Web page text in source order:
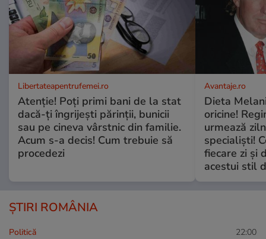
Libertateapentrufemei.ro
Atenție! Poți primi bani de la stat
dacă-ți îngrijești părinții, bunicii
sau pe cineva vârstnic din familie.
Acum s-a decis! Cum trebuie să
procedezi
Avantaje.ro
Dieta
oricine!
urmează
specialiști!
fiecare zi și
acestui stil
ȘTIRI ROMÂNIA
Politică 22:00